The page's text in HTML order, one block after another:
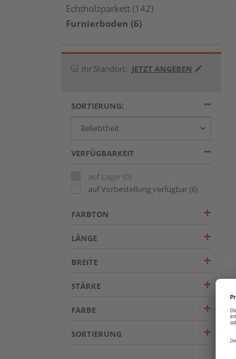
Echtholzparkett (142)
Furnierboden (6)
Ihr Standort: JETZT ANGEBEN
SORTIERUNG:
VERFÜGBARKEIT
auf Lager (0)
auf Vorbestellung verfügbar(6)
FARBTON
LÄNGE
BREITE
STÄRKE
FARBE
SORTIERUNG